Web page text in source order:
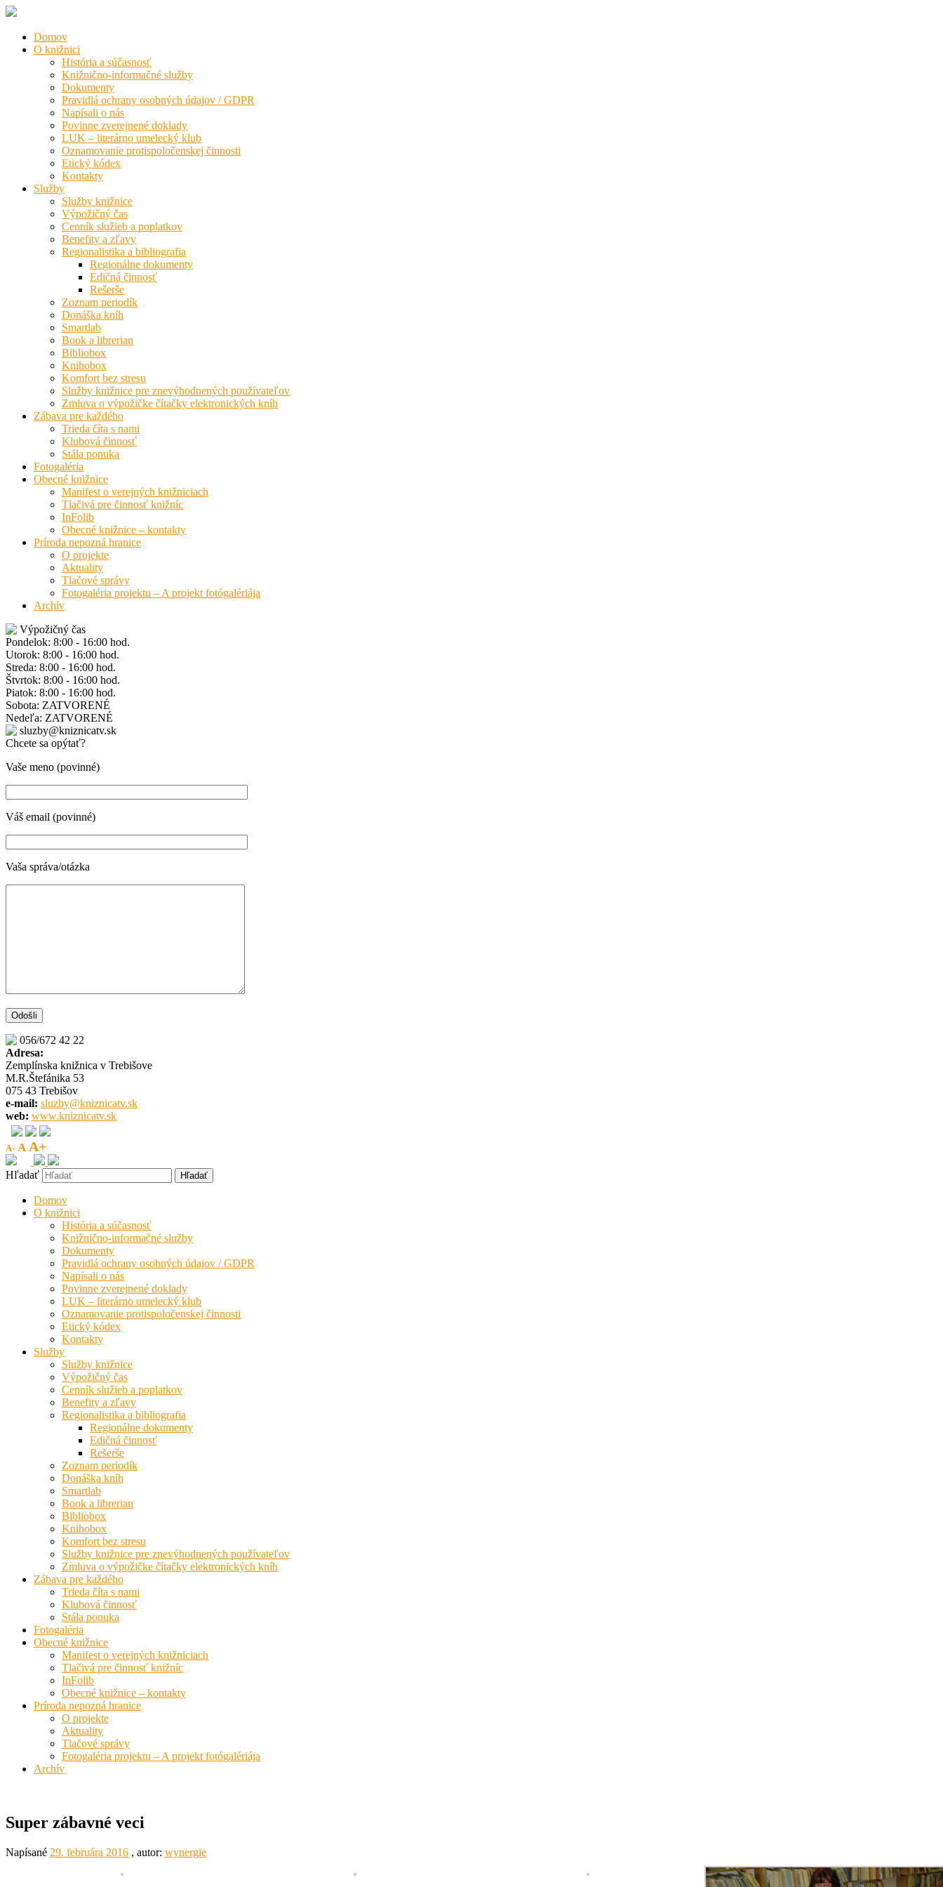
Domov
O knižnici
História a súčasnosť
Knižnično-informačné služby
Dokumenty
Pravidlá ochrany osobných údajov / GDPR
Napísali o nás
Povinne zverejnené doklady
LUK – literárno umelecký klub
Oznamovanie protispoločenskej činnosti
Etický kódex
Kontakty
Služby
Služby knižnice
Výpožičný čas
Cenník služieb a poplatkov
Benefity a zľavy
Regionalistika a bibliografia
Regionálne dokumenty
Edičná činnosť
Rešerše
Zoznam periodík
Donáška kníh
Smartlab
Book a librerian
Bibliobox
Knihobox
Komfort bez stresu
Služby knižnice pre znevýhodnených používateľov
Zmluva o výpožičke čítačky elektronických kníh
Zábava pre každého
Trieda číta s nami
Klubová činnosť
Stála ponuka
Fotogaléria
Obecné knižnice
Manifest o verejných knižniciach
Tlačivá pre činnosť knižníc
InFolib
Obecné knižnice – kontakty
Príroda nepozná hranice
O projekte
Aktuality
Tlačové správy
Fotogaléria projektu – A projekt fotógalériája
Archív
Výpožičný čas
Pondelok: 8:00 - 16:00 hod.
Utorok: 8:00 - 16:00 hod.
Streda: 8:00 - 16:00 hod.
Štvrtok: 8:00 - 16:00 hod.
Piatok: 8:00 - 16:00 hod.
Sobota: ZATVORENÉ
Nedeľa: ZATVORENÉ
sluzby@kniznicatv.sk
Chcete sa opýtať?
Vaše meno (povinné)
Váš email (povinné)
Vaša správa/otázka
056/672 42 22
Adresa:
Zemplínska knižnica v Trebišove
M.R.Štefánika 53
075 43 Trebišov
e-mail: sluzby@kniznicatv.sk
web: www.kniznicatv.sk
A- A A+
Hľadať
Domov
O knižnici
História a súčasnosť
Knižnično-informačné služby
Dokumenty
Pravidlá ochrany osobných údajov / GDPR
Napísali o nás
Povinne zverejnené doklady
LUK – literárno umelecký klub
Oznamovanie protispoločenskej činnosti
Etický kódex
Kontakty
Služby
Služby knižnice
Výpožičný čas
Cenník služieb a poplatkov
Benefity a zľavy
Regionalistika a bibliografia
Regionálne dokumenty
Edičná činnosť
Rešerše
Zoznam periodík
Donáška kníh
Smartlab
Book a librerian
Bibliobox
Knihobox
Komfort bez stresu
Služby knižnice pre znevýhodnených používateľov
Zmluva o výpožičke čítačky elektronických kníh
Zábava pre každého
Trieda číta s nami
Klubová činnosť
Stála ponuka
Fotogaléria
Obecné knižnice
Manifest o verejných knižniciach
Tlačivá pre činnosť knižníc
InFolib
Obecné knižnice – kontakty
Príroda nepozná hranice
O projekte
Aktuality
Tlačové správy
Fotogaléria projektu – A projekt fotógalériája
Archív
Super zábavné veci
Napísané 29. februára 2016 , autor: wynergie